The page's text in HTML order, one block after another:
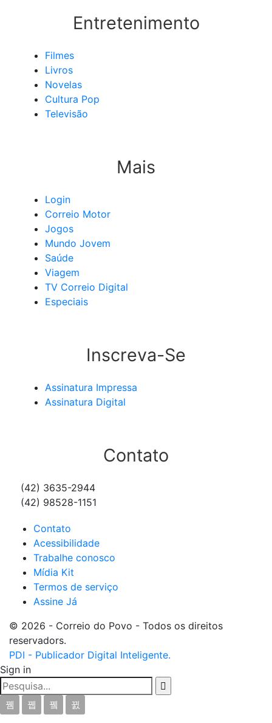
Entretenimento
Filmes
Livros
Novelas
Cultura Pop
Televisão
Mais
Login
Correio Motor
Jogos
Mundo Jovem
Saúde
Viagem
TV Correio Digital
Especiais
Inscreva-Se
Assinatura Impressa
Assinatura Digital
Contato
(42) 3635-2944
(42) 98528-1151
Contato
Acessibilidade
Trabalhe conosco
Mídia Kit
Termos de serviço
Assine Já
© 2026 - Correio do Povo - Todos os direitos
reservadors.
PDI - Publicador Digital Inteligente.
Sign in